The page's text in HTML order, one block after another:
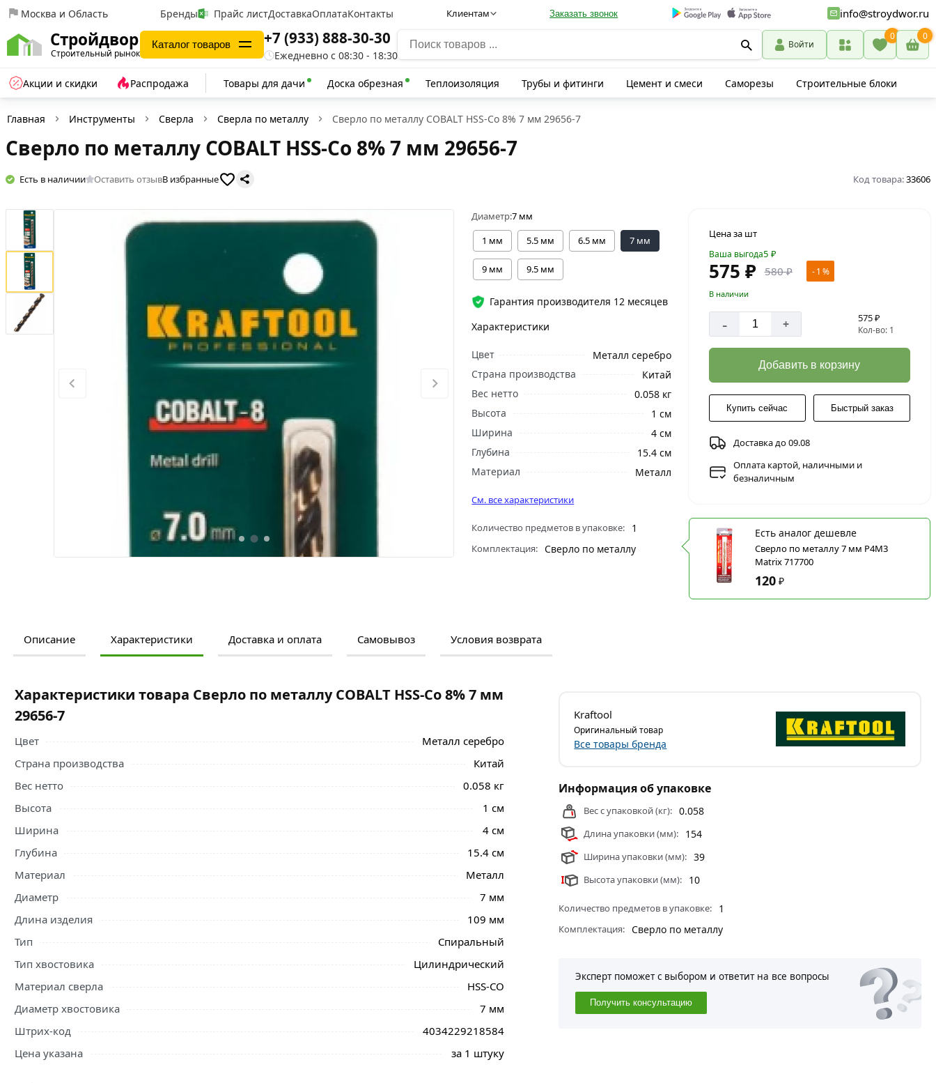
Москва и Область Бренды Прайс листДоставкаОплатаКонтакты Клиентам Заказать звонок info@stroydwor.ru
Стройдвор
Строительный рынок
Каталог товаров +7 (933) 888-30-30
Ежедневно с 08:30 - 18:30
Войти
0 0
Акции и скидки Распродажа Товары для дачи Доска обрезная Теплоизоляция Трубы и фитинги Цемент и смеси Саморезы Строительные блоки
Главная Инструменты Сверла Сверла по металлу Сверло по металлу COBALT HSS-Co 8% 7 мм 29656-7
Сверло по металлу COBALT HSS-Co 8% 7 мм 29656-7
Есть в наличии Оставить отзывВ избранные Код товара:33606
Диаметр:7 мм
1 мм
5.5 мм 6.5 мм 7 мм
9 мм 9.5 мм
Гарантия производителя 12 месяцев
Характеристики
Цвет
Металл серебро
Страна производства
Китай
Вес нетто
0.058 кг
Высота
1 см
Ширина
4 см
Глубина
15.4 см
Материал
Металл
См. все характеристики
Количество предметов в упаковке: 1
Комплектация: Сверло по металлу
Цена за шт
Ваша выгода5 ₽
575 ₽ 580 ₽ - 1 %
В наличии
- + 575 ₽
Кол-во: 1
Добавить в корзину
Купить сейчас Быстрый заказ
Доставка до 09.08
Оплата картой, наличными и
безналичным
Есть аналог дешевле
Сверло по металлу 7 мм Р4М3
Matriх 717700
120 ₽
Описание Характеристики Доставка и оплата Самовывоз Условия возврата
Ознакомьтесь с подробными характеристиками, описанием и отзывами о товаре, чтобы сделать
Условия доставки и цены на товар Сверло по металлу COBALT HSS-Co 8% 7 мм 29656-7 из категории
Сверла по металлу
Характеристики товара Сверло по металлу COBALT HSS-Co 8% 7 мм
29656-7
Цвет
Металл серебро
Страна производства
Китай
Вес нетто
0.058 кг
Высота
1 см
Ширина
4 см
Глубина
15.4 см
Материал
Металл
Диаметр
7 мм
Длина изделия
109 мм
Тип
Спиральный
Тип хвостовика
Цилиндрический
Материал сверла
HSS-CO
Диаметр хвостовика
7 мм
Штрих-код
4034229218584
Цена указана
за 1 штуку
Kraftool
Оригинальный товар
Все товары бренда
Информация об упаковке
Вес с упаковкой (кг): 0.058
Длина упаковки (мм): 154
Ширина упаковки (мм): 39
Высота упаковки (мм): 10
Количество предметов в упаковке: 1
Комплектация: Сверло по металлу
Эксперт поможет с выбором и ответит на все вопросы
Получить консультацию